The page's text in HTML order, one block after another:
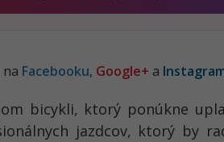
na Facebooku, Google+ a
bicykli, ktorý ponúkne
jazdcov, ktorý by